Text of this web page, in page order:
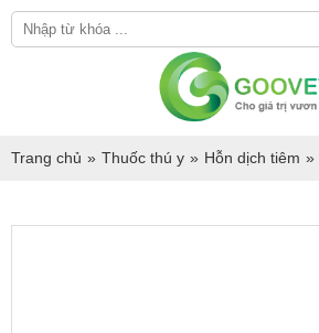
Trang chủ » Thuốc thú y » Hỗn dịch tiêm »